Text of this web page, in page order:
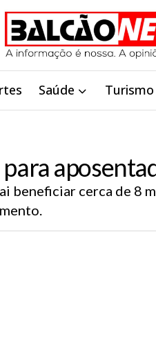
Saúde Turismo
beneficiar cerca de 8